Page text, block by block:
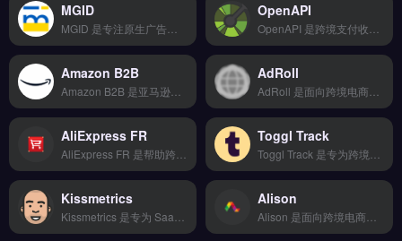
MGID OpenAPI
Amazon B2B AdRoll
AliExpress FR Toggl Track
Kissmetrics Alison